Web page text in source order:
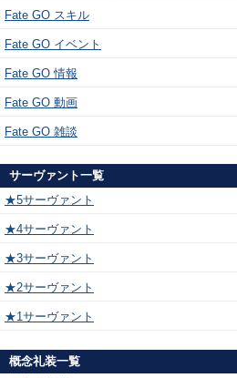
Fate GO スキル
Fate GO イベント
Fate GO 情報
Fate GO 動画
Fate GO 雑談
サーヴァント一覧
★5サーヴァント
★4サーヴァント
★3サーヴァント
★2サーヴァント
★1サーヴァント
概念礼装一覧